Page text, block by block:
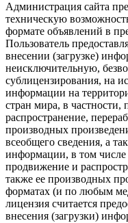
Администрация сайта
техническую
формате объявлений в
Пользователь
внесении (загрузке)
неисключительную,
сублицензирования, на
информации на
стран мира, в частности,
распространение,
производных
всеобщего сведения, а
информации, в том числе
продвижение и
также ее производных
форматах (и по любым
лицензия считается
внесения (загрузки)